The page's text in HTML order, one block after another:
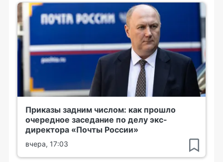
Приказы задним числом: как прошло
очередное заседание по делу экс-
директора «Почты России»
вчера, 17:03